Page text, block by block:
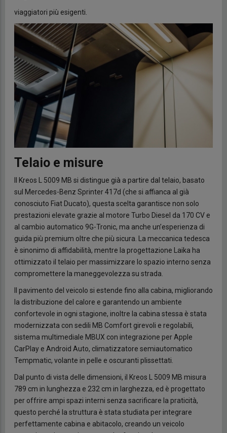
viaggiatori più esigenti.
Telaio e misure
Il Kreos L 5009 MB si distingue già a partire dal telaio, basato
sul Mercedes-Benz Sprinter 417d (che si affianca al già
conosciuto Fiat Ducato), questa scelta garantisce non solo
prestazioni elevate grazie al motore Turbo Diesel da 170 CV e
al cambio automatico 9G-Tronic, ma anche un’esperienza di
guida più premium oltre che più sicura. La meccanica tedesca
è sinonimo di affidabilità, mentre la progettazione Laika ha
ottimizzato il telaio per massimizzare lo spazio interno senza
compromettere la maneggevolezza su strada.
Il pavimento del veicolo si estende fino alla cabina, migliorando
la distribuzione del calore e garantendo un ambiente
confortevole in ogni stagione, inoltre la cabina stessa è stata
modernizzata con sedili MB Comfort girevoli e regolabili,
sistema multimediale MBUX con integrazione per Apple
CarPlay e Android Auto, climatizzatore semiautomatico
Tempmatic, volante in pelle e oscuranti plissettati.
Dal punto di vista delle dimensioni, il Kreos L 5009 MB misura
789 cm in lunghezza e 232 cm in larghezza, ed è progettato
per offrire ampi spazi interni senza sacrificare la praticità,
questo perché la struttura è stata studiata per integrare
perfettamente cabina e abitacolo, creando un veicolo